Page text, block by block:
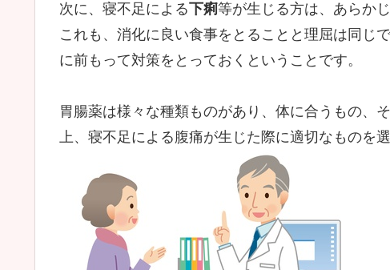
次に、寝不足による下痢等が生じる方は、あらか
これも、消化に良い食事をとることと理屈は同じ
に前もって対策をとっておくということです。
胃腸薬は様々な種類ものがあり、体に合うもの、
上、寝不足による腹痛が生じた際に適切なものを